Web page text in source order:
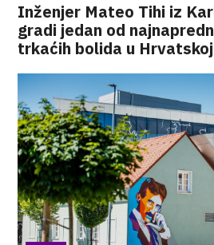
Inženjer Mateo Tihi iz
gradi jedan od
trkaćih bolida u Hrvatskoj